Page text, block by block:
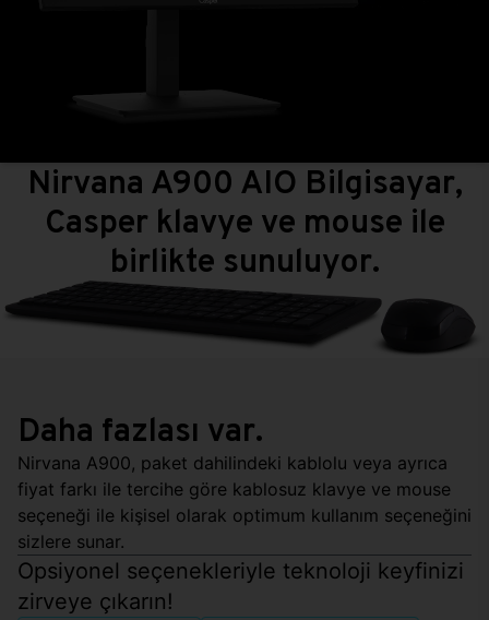
Nirvana A900 AIO Bilgisayar,
Casper klavye ve mouse ile
birlikte sunuluyor.
Daha fazlası var.
Nirvana A900, paket dahilindeki kablolu veya ayrıca
fiyat farkı ile tercihe göre kablosuz klavye ve mouse
seçeneği ile kişisel olarak optimum kullanım seçeneğini
sizlere sunar.
Opsiyonel seçenekleriyle teknoloji keyfinizi
zirveye çıkarın!